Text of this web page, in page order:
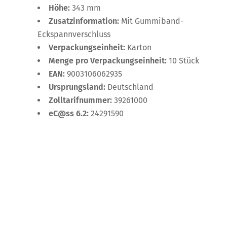
Höhe: 343 mm
Zusatzinformation: Mit Gummiband-
Eckspannverschluss
Verpackungseinheit: Karton
Menge pro Verpackungseinheit: 10 Stück
EAN: 9003106062935
Ursprungsland: Deutschland
Zolltarifnummer: 39261000
eC@ss 6.2: 24291590